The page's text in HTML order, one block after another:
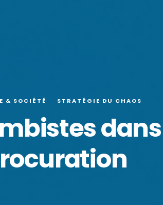
& SOCIÉTÉ STRATÉGIE DU CHAOS